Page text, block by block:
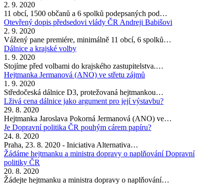
2. 9. 2020
11 obcí, 1500 občanů a 6 spolků podepsaných pod…
Otevřený dopis předsedovi vlády ČR Andreji Babišovi
2. 9. 2020
Vážený pane premiére, minimálně 11 obcí, 6 spolků…
Dálnice a krajské volby
1. 9. 2020
Stojíme před volbami do krajského zastupitelstva.…
Hejtmanka Jermanová (ANO) ve střetu zájmů
1. 9. 2020
Středočeská dálnice D3, protežovaná hejtmankou…
Lživá cena dálnice jako argument pro její výstavbu?
29. 8. 2020
Hejtmanka Jaroslava Pokorná Jermanová (ANO) ve…
Je Dopravní politika ČR pouhým cárem papíru?
24. 8. 2020
Praha, 23. 8. 2020 - Iniciativa Alternativa…
Žádáme hejtmanku a ministra dopravy o naplňování Dopravní
politiky ČR
20. 8. 2020
Žádejte hejtmanku a ministra dopravy o naplňování…